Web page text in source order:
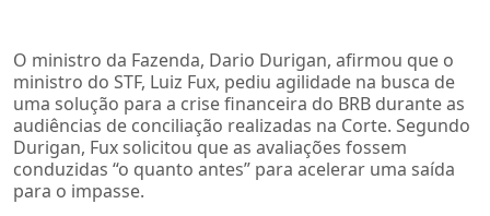
O ministro da Fazenda, Dario Durigan, afirmou que o
ministro do STF, Luiz Fux, pediu agilidade na busca de
uma solução para a crise financeira do BRB durante as
audiências de conciliação realizadas na Corte. Segundo
Durigan, Fux solicitou que as avaliações fossem
conduzidas “o quanto antes” para acelerar uma saída
para o impasse.